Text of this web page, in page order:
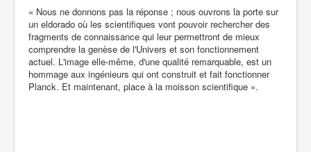
« Nous ne donnons pas la réponse ; nous ouvrons la porte sur
un eldorado où les scientifiques vont pouvoir rechercher des
fragments de connaissance qui leur permettront de mieux
comprendre la genèse de l'Univers et son fonctionnement
actuel. L'image elle-même, d'une qualité remarquable, est un
hommage aux ingénieurs qui ont construit et fait fonctionner
Planck. Et maintenant, place à la moisson scientifique ».